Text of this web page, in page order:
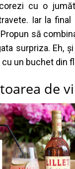
cu o
Iar la final
să
surpriza. Eh,
un buchet din
de